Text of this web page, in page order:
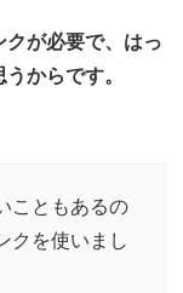
が必要で、はっ
からです。
こともあるの
クを使いまし